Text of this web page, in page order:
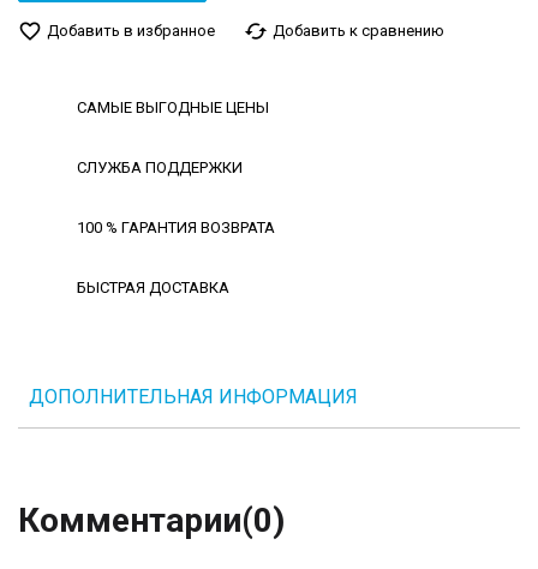
favorite_border Добавить в избранное cached Добавить к сравнению
САМЫЕ ВЫГОДНЫЕ ЦЕНЫ
СЛУЖБА ПОДДЕРЖКИ
100 % ГАРАНТИЯ ВОЗВРАТА
БЫСТРАЯ ДОСТАВКА
ДОПОЛНИТЕЛЬНАЯ ИНФОРМАЦИЯ
Комментарии(0)